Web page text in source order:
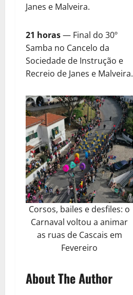
Janes e Malveira.
21 horas— Final do 30º
Samba no Cancelo da
Sociedade de Instrução e
Recreio de Janes e Malveira.
Corsos, bailes e desfiles: o
Carnaval voltou a animar
as ruas de Cascais em
Fevereiro
About The Author